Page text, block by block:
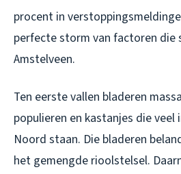
procent in
perfecte storm van factoren die
Amstelveen.
Ten eerste vallen bladeren
populieren en kastanjes die veel
Noord staan. Die bladeren
het gemengde rioolstelsel.